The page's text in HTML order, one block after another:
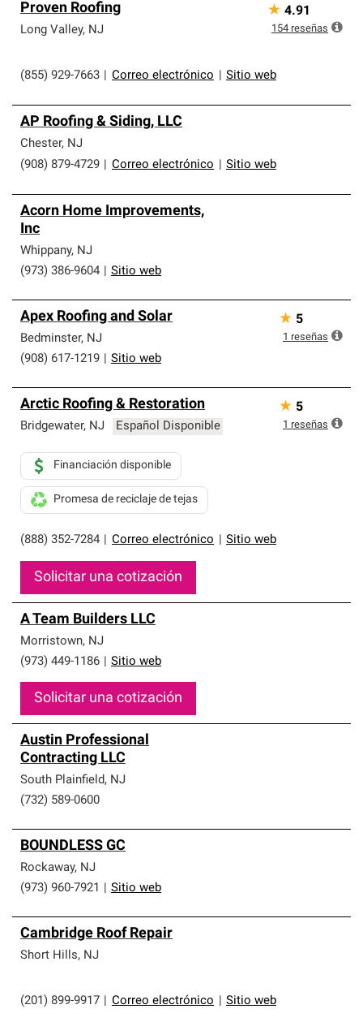
Proven Roofing
Long Valley, NJ
(855) 929-7663 Correo electrónico Sitio web
★ 4.91
154 reseñas
AP Roofing & Siding, LLC
Chester, NJ
(908) 879-4729
Correo electrónico Sitio web
Acorn Home Improvements,
Inc
Whippany, NJ
(973) 386-9604
Sitio web
Apex Roofing and Solar
Bedminster, NJ
(908) 617-1219
Sitio web
★ 5
1 reseñas
Arctic Roofing & Restoration
Bridgewater, NJ Español Disponible
(888) 352-7284 Correo electrónico Sitio web
Financiación disponible
Promesa de reciclaje de tejas
Solicitar una cotización
★ 5
1 reseñas
A Team Builders LLC
Morristown, NJ
(973) 449-1186
Sitio web
Solicitar una cotización
Austin Professional
Contracting LLC
South Plainfield, NJ
(732) 589-0600
BOUNDLESS GC
Rockaway, NJ
(973) 960-7921
Sitio web
Cambridge Roof Repair
Short Hills, NJ
(201) 899-9917 Correo electrónico Sitio web